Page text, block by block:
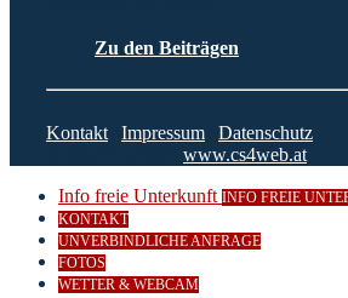
Zu den Beiträgen
Kontakt Impressum
Datenschutz
www.cs4web.at
Info freie Unterkunft INFO FREIE
KONTAKT
UNVERBINDLICHE ANFRAGE
FOTOS
WETTER & WEBCAM